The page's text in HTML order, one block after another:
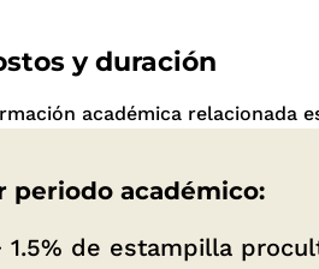
y duración
académica relacionada
periodo académico:
1.5% de estampilla